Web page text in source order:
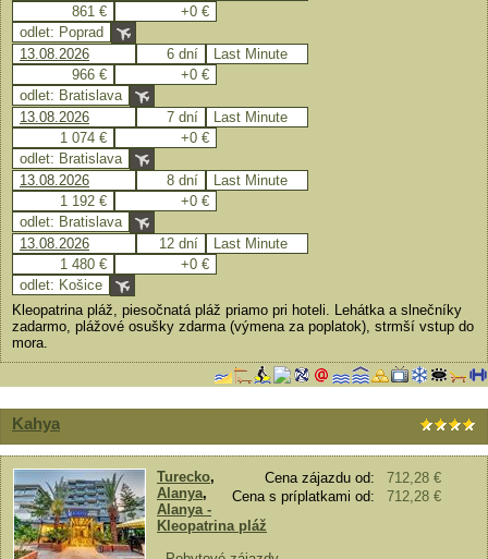
861 €
+0 €
odlet: Poprad
13.08.2026
6 dní
Last Minute
966 €
+0 €
odlet: Bratislava
13.08.2026
7 dní
Last Minute
1 074 €
+0 €
odlet: Bratislava
13.08.2026
8 dní
Last Minute
1 192 €
+0 €
odlet: Bratislava
13.08.2026
12 dní
Last Minute
1 480 €
+0 €
odlet: Košice
Kleopatrina pláž, piesočnatá pláž priamo pri hoteli. Lehátka a slnečníky
zadarmo, plážové osušky zdarma (výmena za poplatok), strmší vstup do
mora.
Kahya
Cena zájazdu od:
712,28 €
Cena s príplatkami od:
712,28 €
Turecko,
Alanya,
Alanya -
Kleopatrina pláž